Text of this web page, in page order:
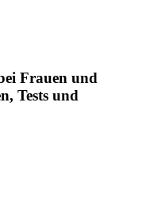
Frauen und
Tests und